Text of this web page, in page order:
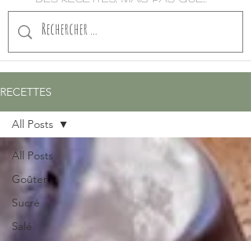
RECETTES
All Posts
Goûter
Sucré
Salé
All Posts